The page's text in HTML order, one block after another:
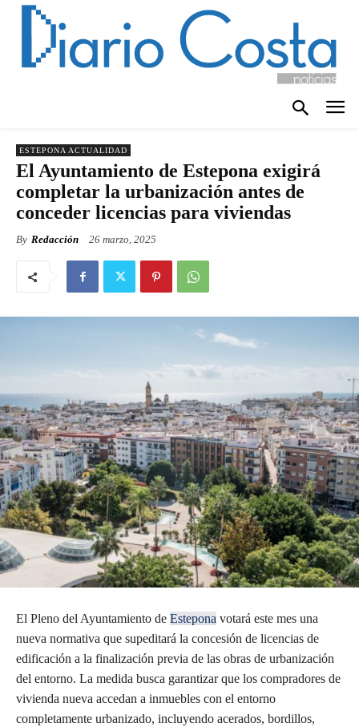
ESTEPONA ACTUALIDAD
El Ayuntamiento de Estepona exigirá
completar la urbanización antes de
conceder licencias para viviendas
By Redacción 26 marzo, 2025
El Pleno del Ayuntamiento de Estepona votará este mes una
nueva normativa que supeditará la concesión de licencias de
edificación a la finalización previa de las obras de urbanización
del entorno. La medida busca garantizar que los compradores de
vivienda nueva accedan a inmuebles con el entorno
completamente urbanizado, incluyendo acerados, bordillos,